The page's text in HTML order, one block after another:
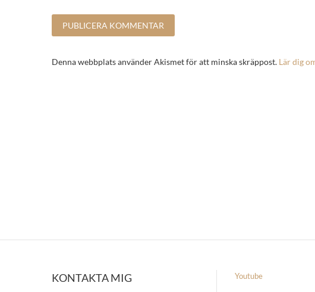
Denna webbplats använder Akismet för att minska skräppost. Lär dig
KONTAKTA MIG Youtube